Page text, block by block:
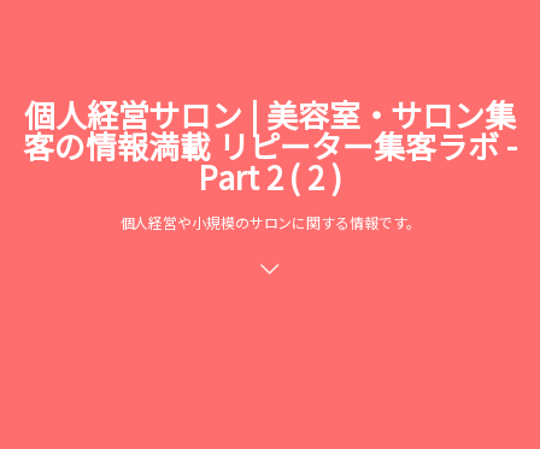
個人経営サロン | 美容室・サロン集
客の情報満載 リピーター集客ラボ -
Part 2 ( 2 )
個人経営や小規模のサロンに関する情報です。